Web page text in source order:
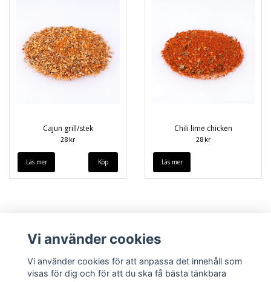
Cajun grill/stek
28 kr
Läs mer
Chili lime chicken
28 kr
Läs mer
Vi använder cookies
Vi använder cookies för att anpassa det innehåll som
visas för dig och för att du ska få bästa tänkbara